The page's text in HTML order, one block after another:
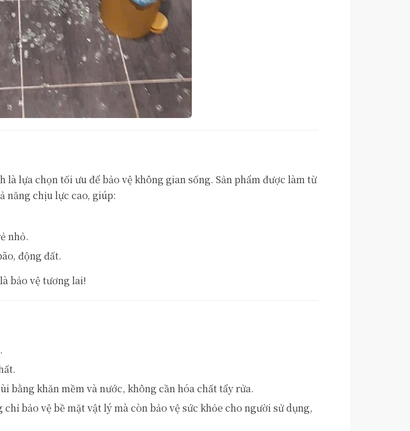
lựa chọn tối ưu để bảo vệ không gian sống. Sản phẩm được làm từ
năng chịu lực cao, giúp:
nhỏ.
động đất.
bảo vệ tương lai!
bằng khăn mềm và nước, không cần hóa chất tẩy rửa.
bảo vệ bề mặt vật lý mà còn bảo vệ sức khỏe cho người sử dụng,